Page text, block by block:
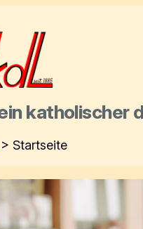
katholischer
> Startseite